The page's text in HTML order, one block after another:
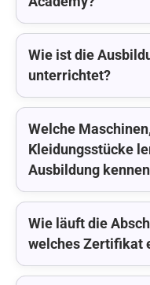
Wie ist die
unterrichtet?
Welche
Kleidungsstücke
Ausbildung
Wie läuft die
welches Zertifikat